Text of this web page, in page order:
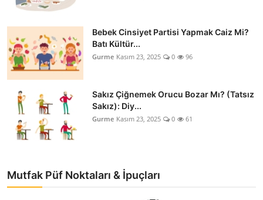
Bebek Cinsiyet Partisi Yapmak Caiz Mi?
Batı Kültür...
Gurme Kasım 23, 2025 0 96
Sakız Çiğnemek Orucu Bozar Mı? (Tatsız
Sakız): Diy...
Gurme Kasım 23, 2025 0 61
Mutfak Püf Noktaları & İpuçları